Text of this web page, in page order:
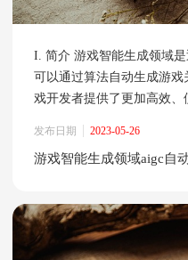
I. 简介 游戏智能生成领域是近年来备受关注的一个领域，它
可以通过算法自动生成游
戏开发者提供了更加高效、
领域中占据了重要地位。 II. 游戏智能生成领域的技术 游戏
智能生成领域的技术主要
法、基于进化的
发布日期 2023-05-26